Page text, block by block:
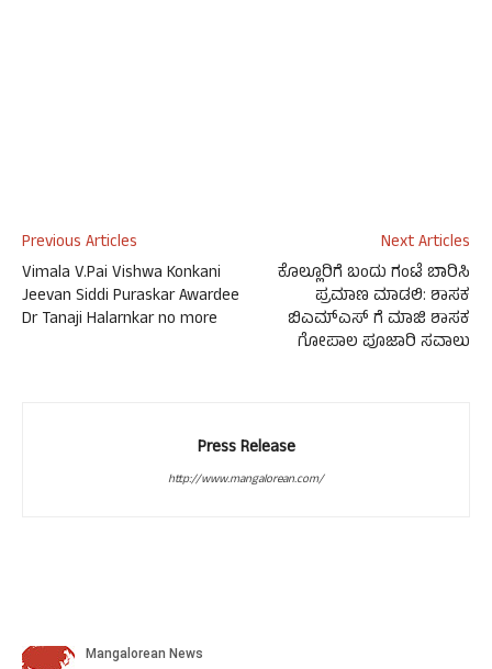
Previous Articles
Vimala V.Pai Vishwa Konkani
Jeevan Siddi Puraskar Awardee
Dr Tanaji Halarnkar no more
Next Articles
ಕೊಲ್ಲೂರಿಗೆ ಬಂದು ಗಂಟೆ ಬಾರಿಸಿ
ಪ್ರಮಾಣ ಮಾಡಲಿ: ಶಾಸಕ
ಬಿಎಮ್ಎಸ್ ಗೆ ಮಾಜಿ ಶಾಸಕ
ಗೋಪಾಲ ಪೂಜಾರಿ ಸವಾಲು
Press Release
http://www.mangalorean.com/